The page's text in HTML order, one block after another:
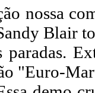
nossa
Blair
"Euro-